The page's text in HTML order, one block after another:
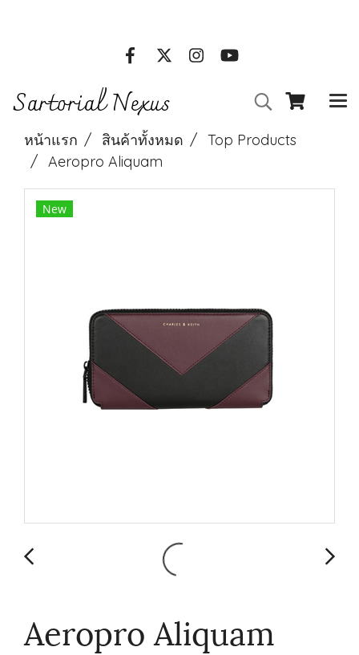
Sartorial Nexus
หน้าแรก สินค้าทั้งหมด
Top Products
Aeropro Aliquam
New
Aeropro Aliquam